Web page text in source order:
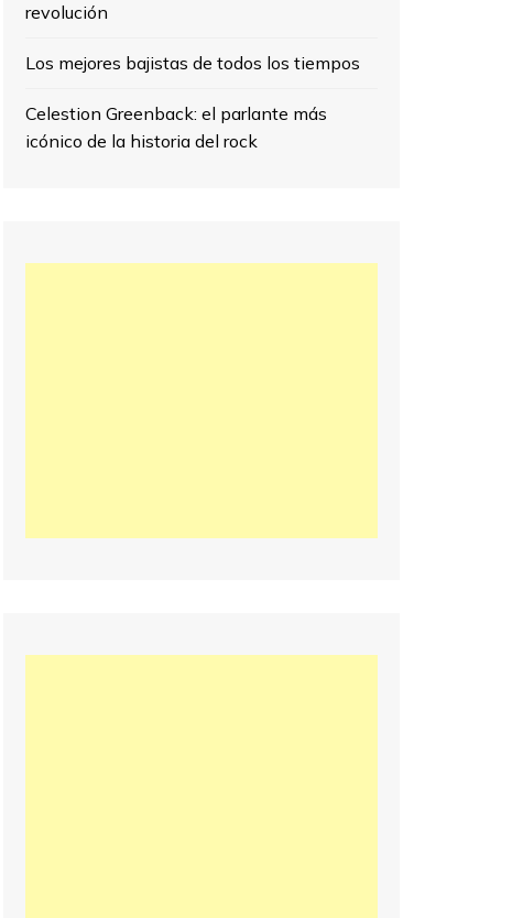
revolución
Los mejores bajistas de todos los tiempos
Celestion Greenback: el parlante más
icónico de la historia del rock